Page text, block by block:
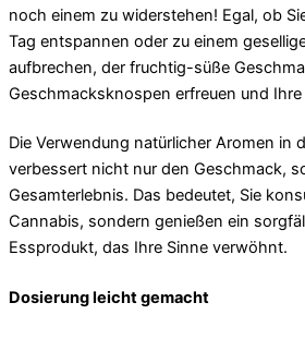
noch einem zu widerstehen! Egal, ob
Tag entspannen oder zu einem
aufbrechen, der fruchtig-süße
Geschmacksknospen erfreuen und
Die Verwendung natürlicher Aromen in
verbessert nicht nur den Geschmack,
Gesamterlebnis. Das bedeutet, Sie
Cannabis, sondern genießen ein
Essprodukt, das Ihre Sinne verwöhnt.
Dosierung leicht gemacht